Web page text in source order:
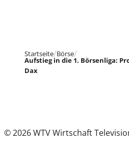
Startseite Börse
Aufstieg in die 1. Börsenliga:
Dax
© 2026 WTV Wirtschaft